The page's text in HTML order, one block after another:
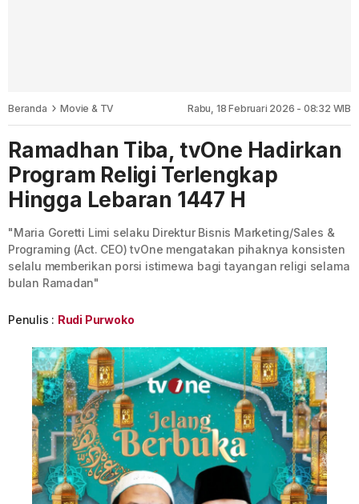
Beranda Movie & TV Rabu, 18 Februari 2026 - 08:32 WIB
Ramadhan Tiba, tvOne Hadirkan
Program Religi Terlengkap
Hingga Lebaran 1447 H
"Maria Goretti Limi selaku Direktur Bisnis Marketing/Sales &
Programing (Act. CEO) tvOne mengatakan pihaknya konsisten
selalu memberikan porsi istimewa bagi tayangan religi selama
bulan Ramadan"
Penulis : Rudi Purwoko